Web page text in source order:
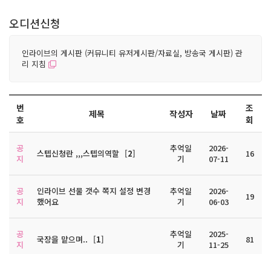
오디션신청
인라이브의 게시판 (커뮤니티 유저게시판/자료실, 방송국 게시판) 관
리 지침
번
호
제목 작성자 날짜
조
회
공
지
스텝신청란 ,,,스텝의역할 [2]
추억일
기
2026-
07-11
16
공
지
인라이브 선물 갯수 쪽지 설정 변경
했어요
추억일
기
2026-
06-03
19
공
지
국장을 맡으며.. [1]
추억일
기
2025-
11-25
81